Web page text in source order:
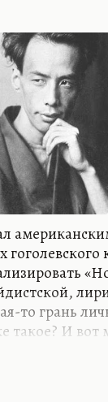
гоголевского
то грань
такое? И вот
сделал